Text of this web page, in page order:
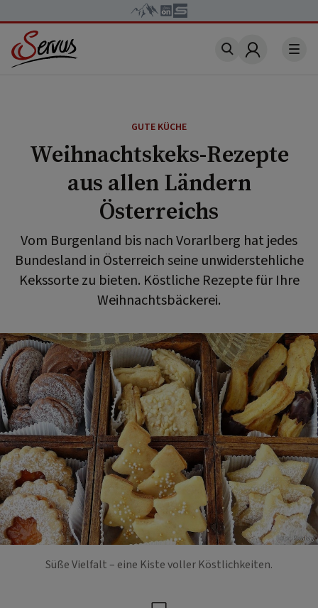
Account
GUTE KÜCHE
Weihnachtskeks-Rezepte
aus allen Ländern
Österreichs
Vom Burgenland bis nach Vorarlberg hat jedes
Bundesland in Österreich seine unwiderstehliche
Kekssorte zu bieten. Köstliche Rezepte für Ihre
Weihnachtsbäckerei.
Foto: Pixabay
Süße Vielfalt – eine Kiste voller Köstlichkeiten.